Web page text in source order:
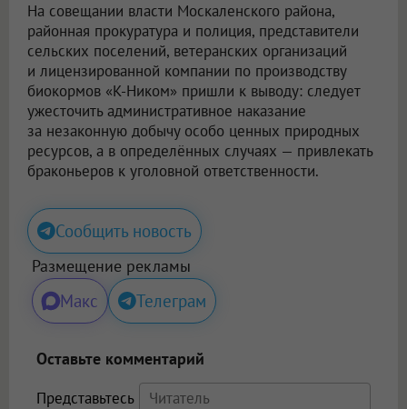
На совещании власти Москаленского района,
районная прокуратура и полиция, представители
сельских поселений, ветеранских организаций
и лицензированной компании по производству
биокормов «К-Ником» пришли к выводу: следует
ужесточить административное наказание
за незаконную добычу особо ценных природных
ресурсов, а в определённых случаях — привлекать
браконьеров к уголовной ответственности.
Сообщить новость
Размещение рекламы
Макс Телеграм
Оставьте комментарий
Представьтесь